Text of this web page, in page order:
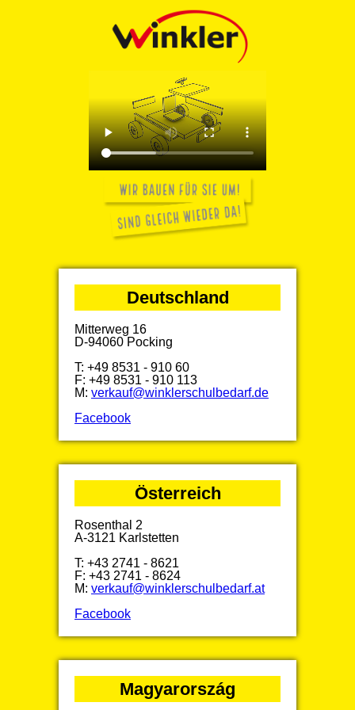
Deutschland
Mitterweg 16
D-94060 Pocking
T: +49 8531 - 910 60
F: +49 8531 - 910 113
M: verkauf@winklerschulbedarf.de
Facebook
Österreich
Rosenthal 2
A-3121 Karlstetten
T: +43 2741 - 8621
F: +43 2741 - 8624
M: verkauf@winklerschulbedarf.at
Facebook
Magyarország